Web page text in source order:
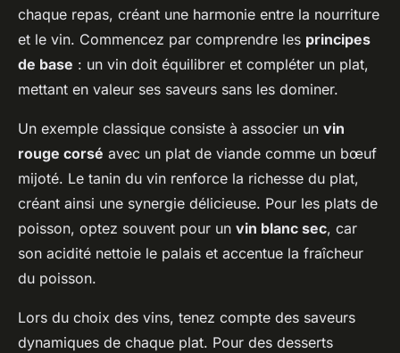
chaque repas, créant une harmonie entre la nourriture
et le vin. Commencez par comprendre les principes
de base : un vin doit équilibrer et compléter un plat,
mettant en valeur ses saveurs sans les dominer.
Un exemple classique consiste à associer un vin
rouge corsé avec un plat de viande comme un bœuf
mijoté. Le tanin du vin renforce la richesse du plat,
créant ainsi une synergie délicieuse. Pour les plats de
poisson, optez souvent pour un vin blanc sec, car
son acidité nettoie le palais et accentue la fraîcheur
du poisson.
Lors du choix des vins, tenez compte des saveurs
dynamiques de chaque plat. Pour des desserts